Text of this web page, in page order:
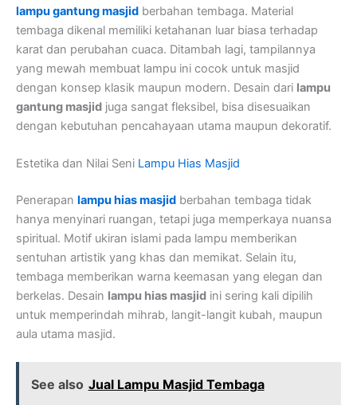
lampu gantung masjid berbahan tembaga. Material
tembaga dikenal memiliki ketahanan luar biasa terhadap
karat dan perubahan cuaca. Ditambah lagi, tampilannya
yang mewah membuat lampu ini cocok untuk masjid
dengan konsep klasik maupun modern. Desain dari lampu
gantung masjid juga sangat fleksibel, bisa disesuaikan
dengan kebutuhan pencahayaan utama maupun dekoratif.
Estetika dan Nilai Seni Lampu Hias Masjid
Penerapan lampu hias masjid berbahan tembaga tidak
hanya menyinari ruangan, tetapi juga memperkaya nuansa
spiritual. Motif ukiran islami pada lampu memberikan
sentuhan artistik yang khas dan memikat. Selain itu,
tembaga memberikan warna keemasan yang elegan dan
berkelas. Desain lampu hias masjid ini sering kali dipilih
untuk memperindah mihrab, langit-langit kubah, maupun
aula utama masjid.
See also Jual Lampu Masjid Tembaga